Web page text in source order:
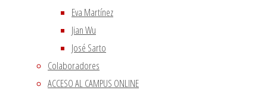
Eva Martínez
Jian Wu
José Sarto
Colaboradores
ACCESO AL CAMPUS ONLINE
Volver arriba
InstagramFacebook
Utilizamos cookies propias
de navegación.